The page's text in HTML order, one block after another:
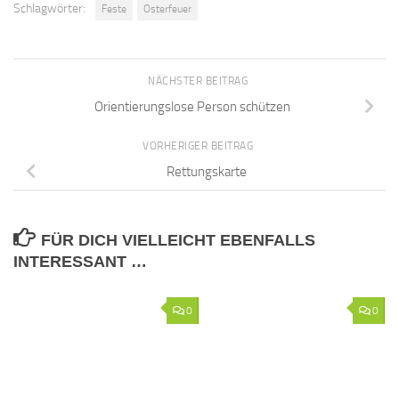
Schlagwörter: Feste Osterfeuer
NÄCHSTER BEITRAG
Orientierungslose Person schützen
VORHERIGER BEITRAG
Rettungskarte
FÜR DICH VIELLEICHT EBENFALLS
INTERESSANT …
0 0